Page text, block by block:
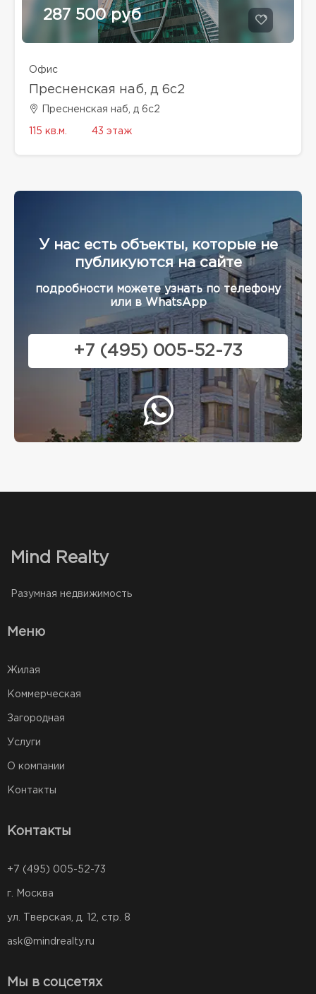
287 500 руб
Офис
Пресненская наб, д 6с2
Пресненская наб, д 6с2
115 кв.м. 43 этаж
У нас есть объекты, которые не
публикуются на сайте
подробности можете узнать по телефону
или в WhatsApp
+7 (495) 005-52-73
Mind Realty
Разумная недвижимость
Меню
Жилая
Коммерческая
Загородная
Услуги
О компании
Контакты
Контакты
+7 (495) 005-52-73
г. Москва
ул. Тверская, д. 12, стр. 8
ask@mindrealty.ru
Мы в соцсетях